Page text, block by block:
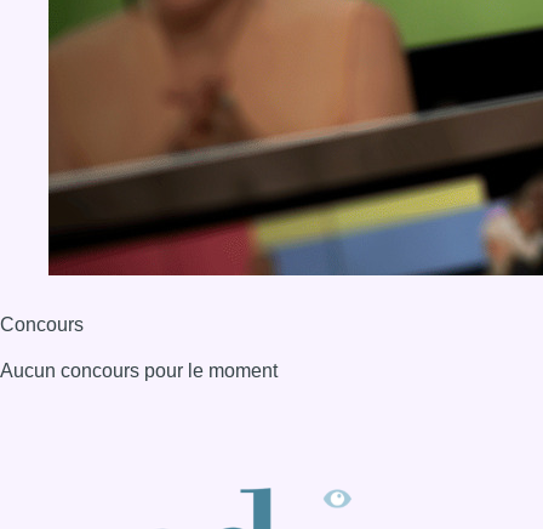
Aucun concours pour le moment